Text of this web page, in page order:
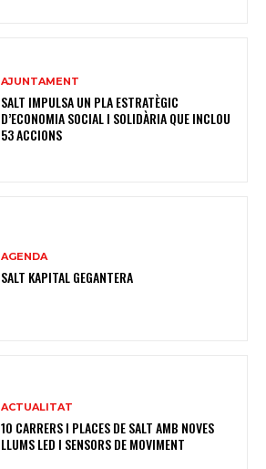
AJUNTAMENT
SALT IMPULSA UN PLA ESTRATÈGIC
D’ECONOMIA SOCIAL I SOLIDÀRIA QUE INCLOU
53 ACCIONS
AGENDA
SALT KAPITAL GEGANTERA
ACTUALITAT
10 CARRERS I PLACES DE SALT AMB NOVES
LLUMS LED I SENSORS DE MOVIMENT